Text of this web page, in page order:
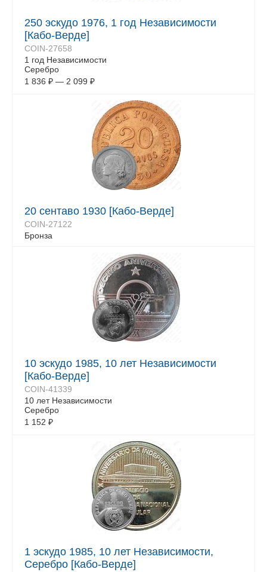
250 эскудо 1976, 1 год Независимости
[Кабо-Верде]
COIN-27658
1 год Независимости
Серебро
1 836 ₽ — 2 099 ₽
20 сентаво 1930 [Кабо-Верде]
COIN-27122
Бронза
10 эскудо 1985, 10 лет Независимости
[Кабо-Верде]
COIN-41339
10 лет Независимости
Серебро
1 152 ₽
1 эскудо 1985, 10 лет Независимости,
Серебро [Кабо-Верде]